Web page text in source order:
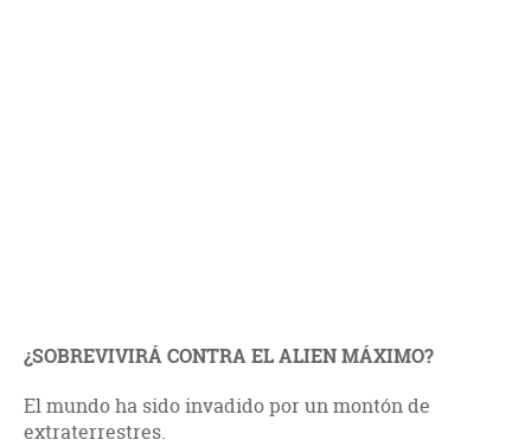
¿SOBREVIVIRÁ CONTRA EL ALIEN MÁXIMO?
El mundo ha sido invadido por un montón de
extraterrestres.